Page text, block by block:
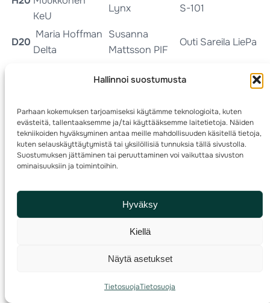
Hallinnoi suostumusta
Parhaan kokemuksen tarjoamiseksi käytämme teknologioita, kuten
evästeitä, tallentaaksemme ja/tai käyttääksemme laitetietoja. Näiden
tekniikoiden hyväksyminen antaa meille mahdollisuuden käsitellä tietoja,
kuten selauskäyttäytymistä tai yksilöllisiä tunnuksia tällä sivustolla.
Suostumuksen jättäminen tai peruuttaminen voi vaikuttaa sivuston
ominaisuuksiin ja toimintoihin.
Hyväksy
Kiellä
Näytä asetukset
TietosuojaTietosuoja
KeU
Lynx
S-101
D20
Maria Hoffman
Delta
Susanna
Mattsson PIF
Outi Sareila LiePa
Jonne
Sami Hämälistö
D18
Hanna
Heiskanen RaLu
Heli Jukkola
RasKa
Hannele
Valkonen Hanka
H16
Visa Eronen
Delta
Pasi Ikonen
SiSe
Teemu Väre
D16
KyS
Yö – 28.9. Taipalsaari/Raja-Karjalan Suunnistajat
Jussi Aumo
Lynx